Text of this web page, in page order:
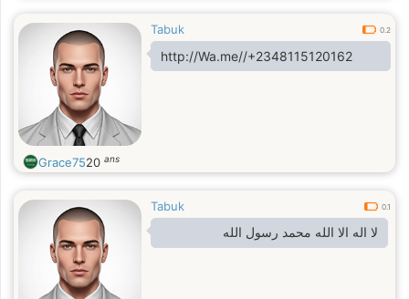
Tabuk 0.2
http://Wa.me//+2348115120162
Grace7520 ans
Tabuk 0.1
لا اله الا الله محمد رسول الله